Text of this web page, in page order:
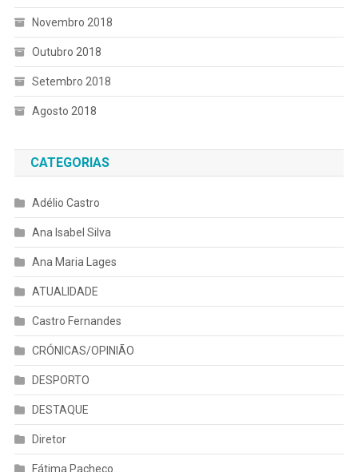
Novembro 2018
Outubro 2018
Setembro 2018
Agosto 2018
CATEGORIAS
Adélio Castro
Ana Isabel Silva
Ana Maria Lages
ATUALIDADE
Castro Fernandes
CRÓNICAS/OPINIÃO
DESPORTO
DESTAQUE
Diretor
Fátima Pacheco